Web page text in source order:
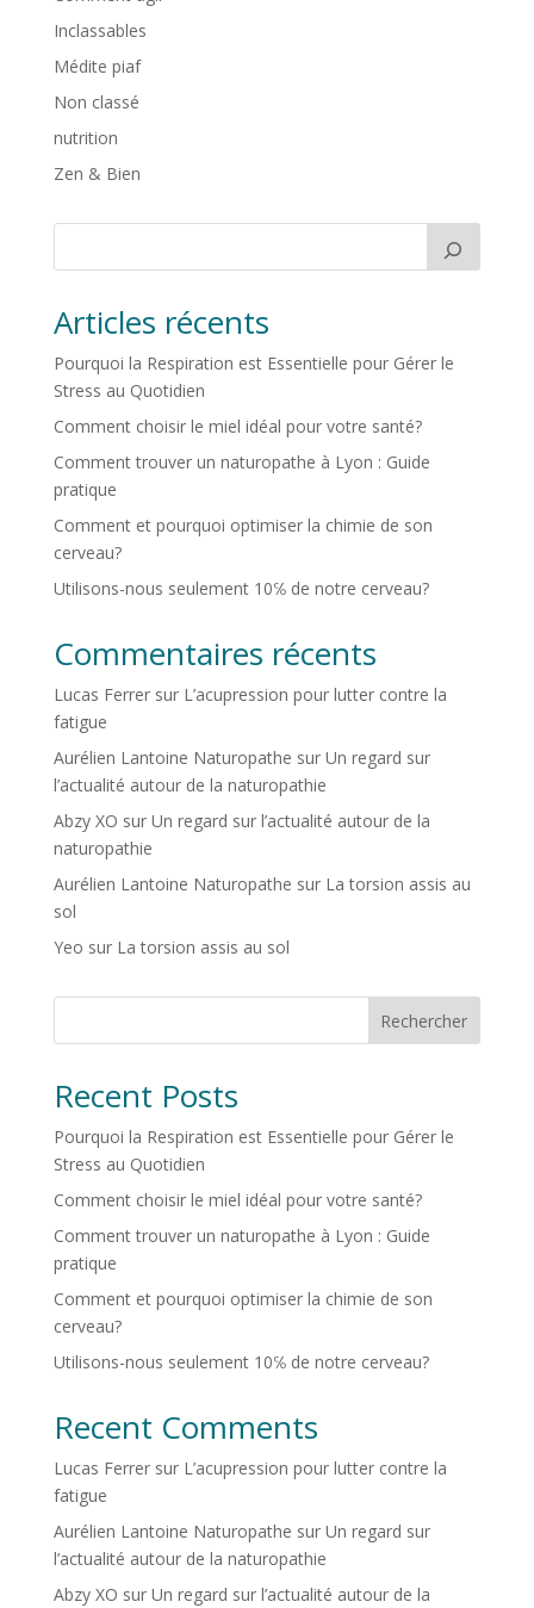
Inclassables
Médite piaf
Non classé
nutrition
Zen & Bien
Articles récents
Pourquoi la Respiration est Essentielle pour Gérer le
Stress au Quotidien
Comment choisir le miel idéal pour votre santé?
Comment trouver un naturopathe à Lyon : Guide
pratique
Comment et pourquoi optimiser la chimie de son
cerveau?
Utilisons-nous seulement 10℅ de notre cerveau?
Commentaires récents
Lucas Ferrersur L’acupression pour lutter contre la
fatigue
Aurélien Lantoine Naturopathe sur Un regard sur
l’actualité autour de la naturopathie
Abzy XO sur Un regard sur l’actualité autour de la
naturopathie
Aurélien Lantoine Naturopathe sur La torsion assis au
sol
Yeo sur La torsion assis au sol
Rechercher
Recent Posts
Pourquoi la Respiration est Essentielle pour Gérer le
Stress au Quotidien
Comment choisir le miel idéal pour votre santé?
Comment trouver un naturopathe à Lyon : Guide
pratique
Comment et pourquoi optimiser la chimie de son
cerveau?
Utilisons-nous seulement 10℅ de notre cerveau?
Recent Comments
Lucas Ferrersur L’acupression pour lutter contre la
fatigue
Aurélien Lantoine Naturopathe sur Un regard sur
l’actualité autour de la naturopathie
Abzy XO sur Un regard sur l’actualité autour de la